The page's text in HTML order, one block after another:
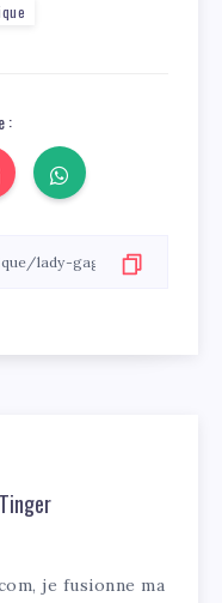
:
je fusionne ma